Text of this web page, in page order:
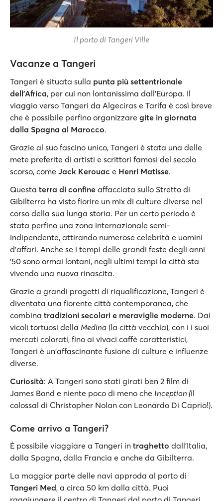
Il porto di Tangeri Ville
Vacanze a Tangeri
Tangeri è situata sulla punta più settentrionale
dell'Africa, per cui non lontanissima dall'Europa. Il
viaggio verso Tangeri da Algeciras e Tarifa è così breve
che è possibile perfino organizzare gite in giornata
dalla Spagna al Marocco.
Grazie al suo fascino unico, Tangeri è stata una delle
mete preferite di artisti e scrittori famosi del secolo
scorso, come Jack Kerouac e Henri Matisse.
Questa terra di confine affacciata sullo Stretto di
Gibilterra ha visto fiorire un mix di culture diverse nel
corso della sua lunga storia. Per un certo periodo è
stata perfino una zona internazionale semi-
indipendente, attirando numerose celebrità e uomini
d'affari. Anche se i tempi delle grandi feste degli anni
'50 sono ormai lontani, negli ultimi tempi la città sta
vivendo una nuova rinascita.
Grazie a grandi progetti di riqualificazione, Tangeri è
diventata una fiorente città contemporanea, che
combina tradizioni secolari e meraviglie moderne. Dai
vicoli tortuosi della Medina (la città vecchia), con i i suoi
mercati colorati, fino ai vivaci caffè caratteristici,
Tangeri è un'affascinante fusione di culture e influenze
diverse.
Curiosità: A Tangeri sono stati girati ben 2 film di
James Bond e niente poco di meno che Inception (il
colossal di Christopher Nolan con Leonardo Di Caprio!).
Come arrivo a Tangeri?
È possibile viaggiare a Tangeri in traghetto dall'Italia,
dalla Spagna, dalla Francia e anche da Gibilterra.
La maggior parte delle navi approda al porto di
Tangeri Med, a circa 50 km dalla città. Puoi